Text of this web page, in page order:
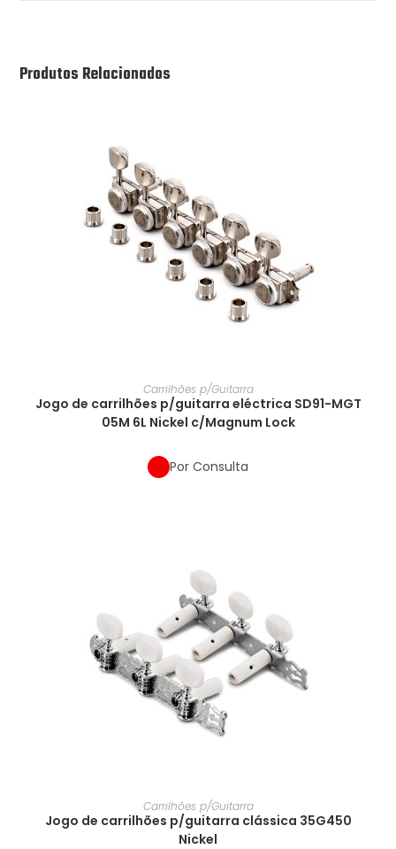
Produtos Relacionados
Carrilhões p/Guitarra
Jogo de carrilhões p/guitarra eléctrica SD91-MGT
05M 6L Nickel c/Magnum Lock
Por Consulta
Carrilhões p/Guitarra
Jogo de carrilhões p/guitarra clássica 35G450
Nickel